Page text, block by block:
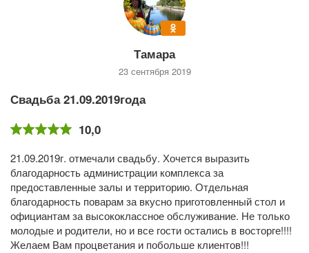
Тамара
23 сентября 2019
Свадьба 21.09.2019года
10,0
21.09.2019г. отмечали свадьбу. Хочется выразить
благодарность администрации комплекса за
предоставленные залы и территорию. Отдельная
благодарность поварам за вкусно приготовленный стол и
официантам за высококлассное обслуживание. Не только
молодые и родители, но и все гости остались в восторге!!!!
Желаем Вам процветания и побольше клиентов!!!